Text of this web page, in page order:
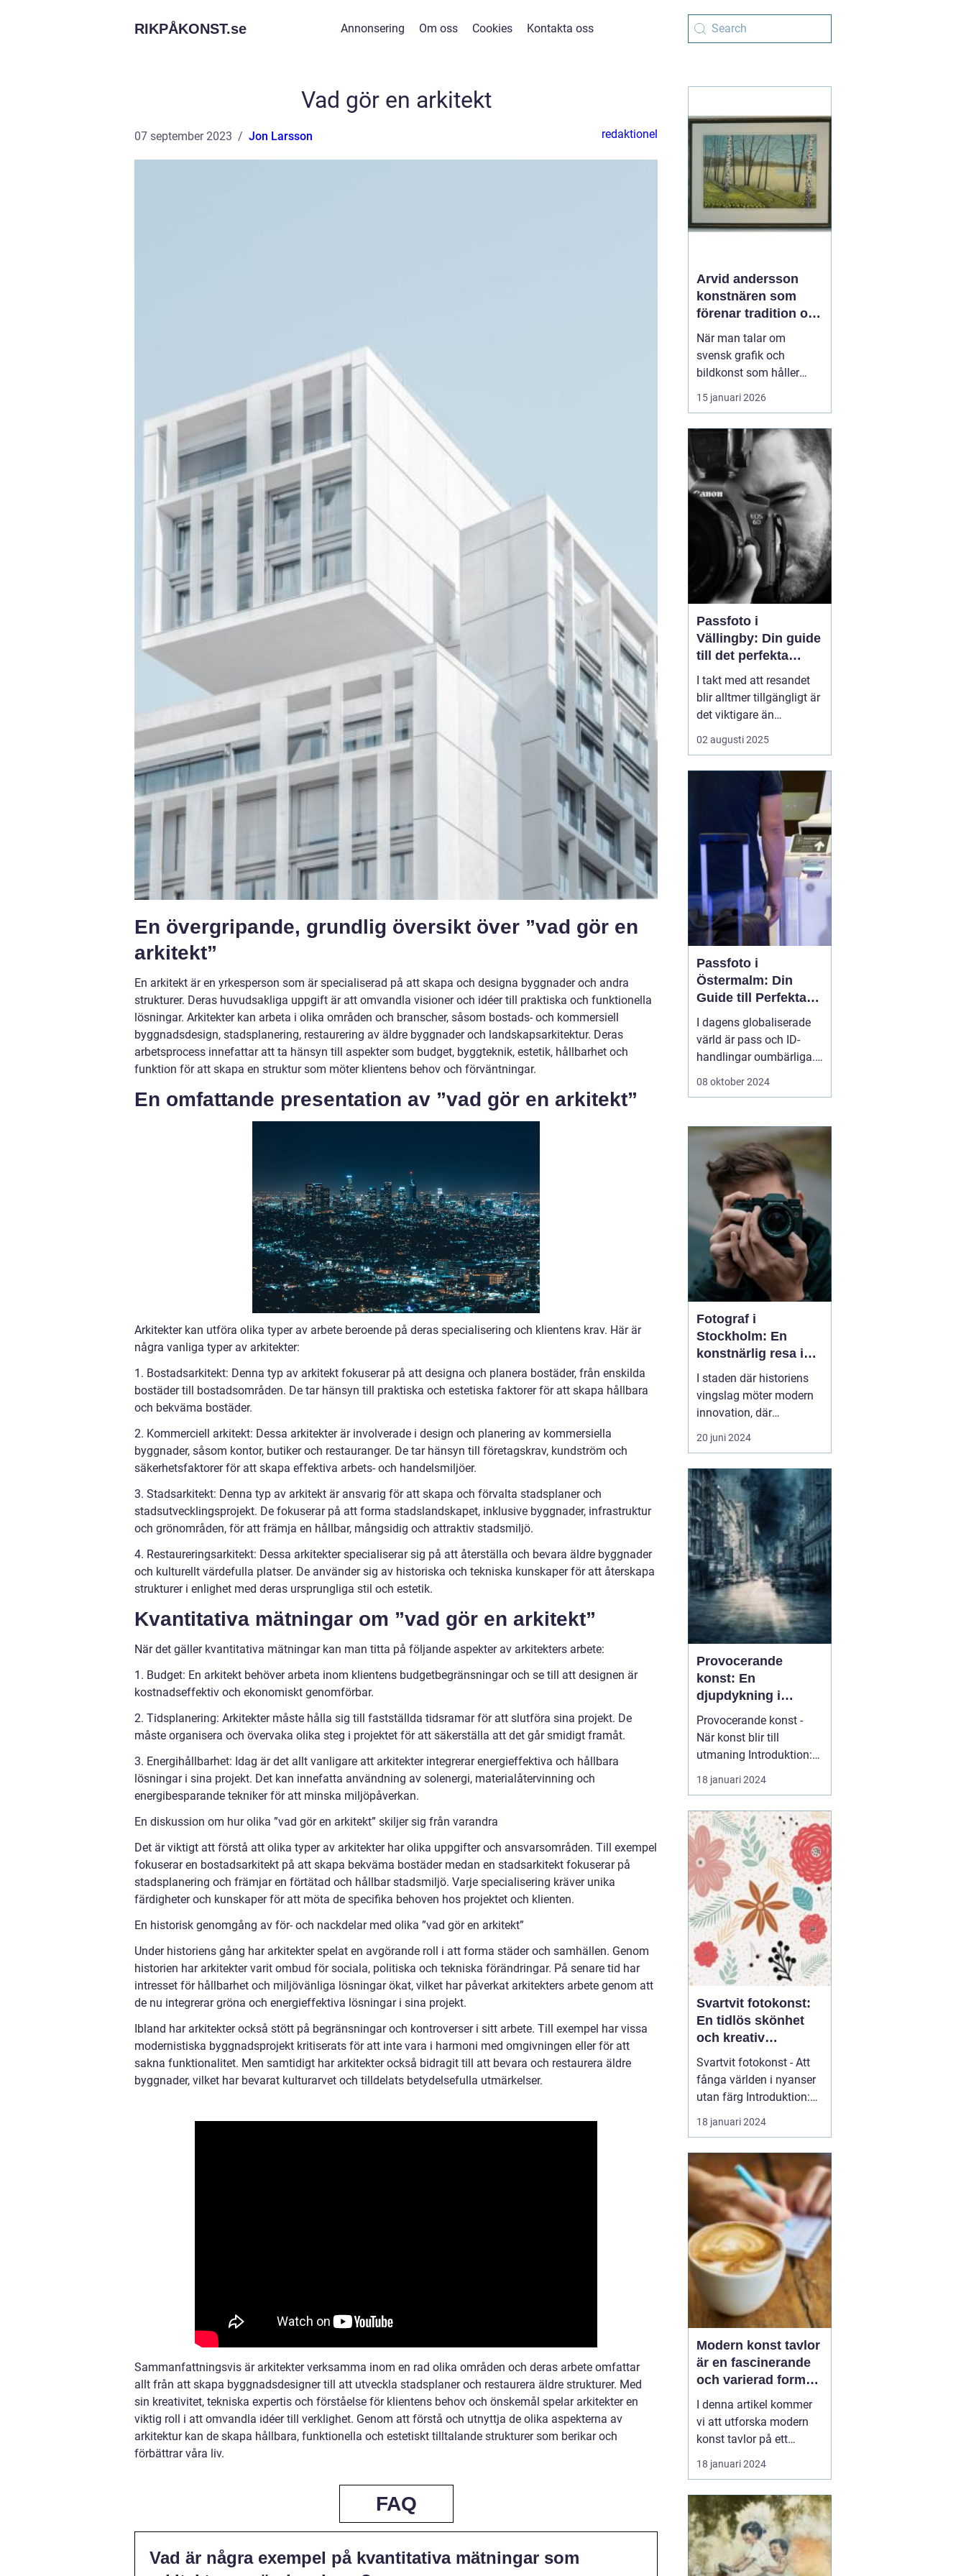
RIKPÅKONST.se Annonsering Om oss Cookies Kontakta oss
Vad gör en arkitekt
07 september 2023 Jon Larsson redaktionel
En övergripande, grundlig översikt över ”vad gör en
arkitekt”
En arkitekt är en yrkesperson som är specialiserad på att skapa och designa byggnader och andra
strukturer. Deras huvudsakliga uppgift är att omvandla visioner och idéer till praktiska och funktionella
lösningar. Arkitekter kan arbeta i olika områden och branscher, såsom bostads- och kommersiell
byggnadsdesign, stadsplanering, restaurering av äldre byggnader och landskapsarkitektur. Deras
arbetsprocess innefattar att ta hänsyn till aspekter som budget, byggteknik, estetik, hållbarhet och
funktion för att skapa en struktur som möter klientens behov och förväntningar.
En omfattande presentation av ”vad gör en arkitekt”
Arkitekter kan utföra olika typer av arbete beroende på deras specialisering och klientens krav. Här är
några vanliga typer av arkitekter:
1. Bostadsarkitekt: Denna typ av arkitekt fokuserar på att designa och planera bostäder, från enskilda
bostäder till bostadsområden. De tar hänsyn till praktiska och estetiska faktorer för att skapa hållbara
och bekväma bostäder.
2. Kommerciell arkitekt: Dessa arkitekter är involverade i design och planering av kommersiella
byggnader, såsom kontor, butiker och restauranger. De tar hänsyn till företagskrav, kundström och
säkerhetsfaktorer för att skapa effektiva arbets- och handelsmiljöer.
3. Stadsarkitekt: Denna typ av arkitekt är ansvarig för att skapa och förvalta stadsplaner och
stadsutvecklingsprojekt. De fokuserar på att forma stadslandskapet, inklusive byggnader, infrastruktur
och grönområden, för att främja en hållbar, mångsidig och attraktiv stadsmiljö.
4. Restaureringsarkitekt: Dessa arkitekter specialiserar sig på att återställa och bevara äldre byggnader
och kulturellt värdefulla platser. De använder sig av historiska och tekniska kunskaper för att återskapa
strukturer i enlighet med deras ursprungliga stil och estetik.
Kvantitativa mätningar om ”vad gör en arkitekt”
När det gäller kvantitativa mätningar kan man titta på följande aspekter av arkitekters arbete:
1. Budget: En arkitekt behöver arbeta inom klientens budgetbegränsningar och se till att designen är
kostnadseffektiv och ekonomiskt genomförbar.
2. Tidsplanering: Arkitekter måste hålla sig till fastställda tidsramar för att slutföra sina projekt. De
måste organisera och övervaka olika steg i projektet för att säkerställa att det går smidigt framåt.
3. Energihållbarhet: Idag är det allt vanligare att arkitekter integrerar energieffektiva och hållbara
lösningar i sina projekt. Det kan innefatta användning av solenergi, materialåtervinning och
energibesparande tekniker för att minska miljöpåverkan.
En diskussion om hur olika ”vad gör en arkitekt” skiljer sig från varandra
Det är viktigt att förstå att olika typer av arkitekter har olika uppgifter och ansvarsområden. Till exempel
fokuserar en bostadsarkitekt på att skapa bekväma bostäder medan en stadsarkitekt fokuserar på
stadsplanering och främjar en förtätad och hållbar stadsmiljö. Varje specialisering kräver unika
färdigheter och kunskaper för att möta de specifika behoven hos projektet och klienten.
En historisk genomgång av för- och nackdelar med olika ”vad gör en arkitekt”
Under historiens gång har arkitekter spelat en avgörande roll i att forma städer och samhällen. Genom
historien har arkitekter varit ombud för sociala, politiska och tekniska förändringar. På senare tid har
intresset för hållbarhet och miljövänliga lösningar ökat, vilket har påverkat arkitekters arbete genom att
de nu integrerar gröna och energieffektiva lösningar i sina projekt.
Ibland har arkitekter också stött på begränsningar och kontroverser i sitt arbete. Till exempel har vissa
modernistiska byggnadsprojekt kritiserats för att inte vara i harmoni med omgivningen eller för att
sakna funktionalitet. Men samtidigt har arkitekter också bidragit till att bevara och restaurera äldre
byggnader, vilket har bevarat kulturarvet och tilldelats betydelsefulla utmärkelser.
Sammanfattningsvis är arkitekter verksamma inom en rad olika områden och deras arbete omfattar
allt från att skapa byggnadsdesigner till att utveckla stadsplaner och restaurera äldre strukturer. Med
sin kreativitet, tekniska expertis och förståelse för klientens behov och önskemål spelar arkitekter en
viktig roll i att omvandla idéer till verklighet. Genom att förstå och utnyttja de olika aspekterna av
arkitektur kan de skapa hållbara, funktionella och estetiskt tilltalande strukturer som berikar och
förbättrar våra liv.
FAQ
Vad är några exempel på kvantitativa mätningar som
Arvid andersson
konstnären som
förenar tradition och
samtida uttryck
När man talar om
svensk grafik och
bildkonst som håller
både hantverk och
uttryck i fokus dyker
ofta upp. Hans verk rör
sig mellan det
stillsamma och det
kraftfulla, med motiv
som både kä...
15 januari 2026
Passfoto i
Vällingby: Din guide
till det perfekta
passfotot
I takt med att resandet
blir alltmer tillgängligt är
det viktigare än
någonsin att ha ett
uppdaterat pass redo. En
passansökningsprocess
en är att ha ett korrekt
passfoto. Om du
befinner dig i V&aum...
02 augusti 2025
Passfoto i
Östermalm: Din
Guide till Perfekta
ID-bilder
I dagens globaliserade
värld är pass och ID-
handlingar oumbärliga.
Oavsett om det är för
ändamål, är ett korrekt
passfoto en
nödvändighet. För ...
08 oktober 2024
Fotograf i
Stockholm: En
konstnärlig resa i
huvudstaden
I staden där historiens
vingslag möter modern
innovation, där
drottningens slott
speglar sig i glittrande
skärgårdens skönhet
ringlar sig in i urbana
neondrömmar, där finner
vi en...
20 juni 2024
Provocerande
konst: En
djupdykning i
utmanande
formgivning
Provocerande konst -
När konst blir till
utmaning Introduktion:
Provocerande konst är
en...
18 januari 2024
Svartvit fotokonst:
En tidlös skönhet
och kreativ
uttrycksform
Svartvit fotokonst - Att
fånga världen i nyanser
utan färg Introduktion:
Svartvit fotokonst har
länge fascinerat
tidlösa skönhet och
förmåga att förmedla
känslor och uttryck på
ett unikt sätt. I denna
artikel kommer vi att ge
en gr...
18 januari 2024
Modern konst tavlor
är en fascinerande
och varierad form
av konstuttryck som
lockar till sig både
konstnärer och
konstälskare från
hela världen
I denna artikel kommer
vi att utforska modern
konst tavlor på ett
grundligt sätt, inklusive
en övergripande översikt,
typer av modern konst
tavlor och deras
popularitet, kvantitativa
mätningar, skillnader
18 januari 2024